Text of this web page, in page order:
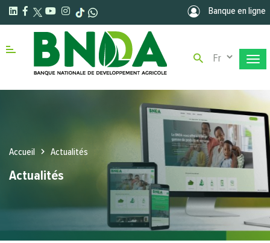
Aller au contenu principalBanque en ligne
Select your
Accueil Actualités
Actualités